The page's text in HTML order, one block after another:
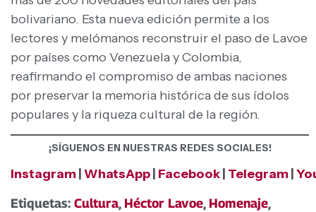
bolivariano. Esta nueva edición permite a los
lectores y melómanos reconstruir el paso de Lavoe
por países como Venezuela y Colombia,
reafirmando el compromiso de ambas naciones
por preservar la memoria histórica de sus ídolos
populares y la riqueza cultural de la región.
¡SÍGUENOS EN NUESTRAS REDES SOCIALES!
Instagram WhatsApp Facebook Telegram
Etiquetas: Cultura, Héctor Lavoe, Homenaje,